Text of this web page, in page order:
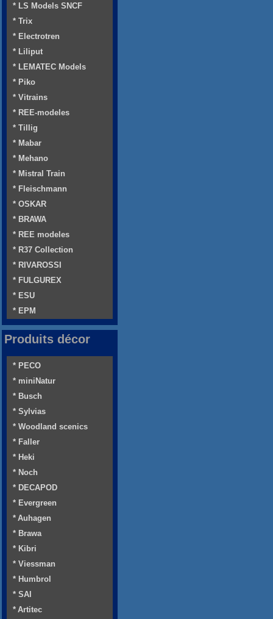
* LS Models SNCF
* Trix
* Electrotren
* Liliput
* LEMATEC Models
* Piko
* Vitrains
* REE-modeles
* Tillig
* Mabar
* Mehano
* Mistral Train
* Fleischmann
* OSKAR
* BRAWA
* REE modeles
* R37 Collection
* RIVAROSSI
* FULGUREX
* ESU
* EPM
Produits décor
* PECO
* miniNatur
* Busch
* Sylvias
* Woodland scenics
* Faller
* Heki
* Noch
* DECAPOD
* Evergreen
* Auhagen
* Brawa
* Kibri
* Viessman
* Humbrol
* SAI
* Artitec